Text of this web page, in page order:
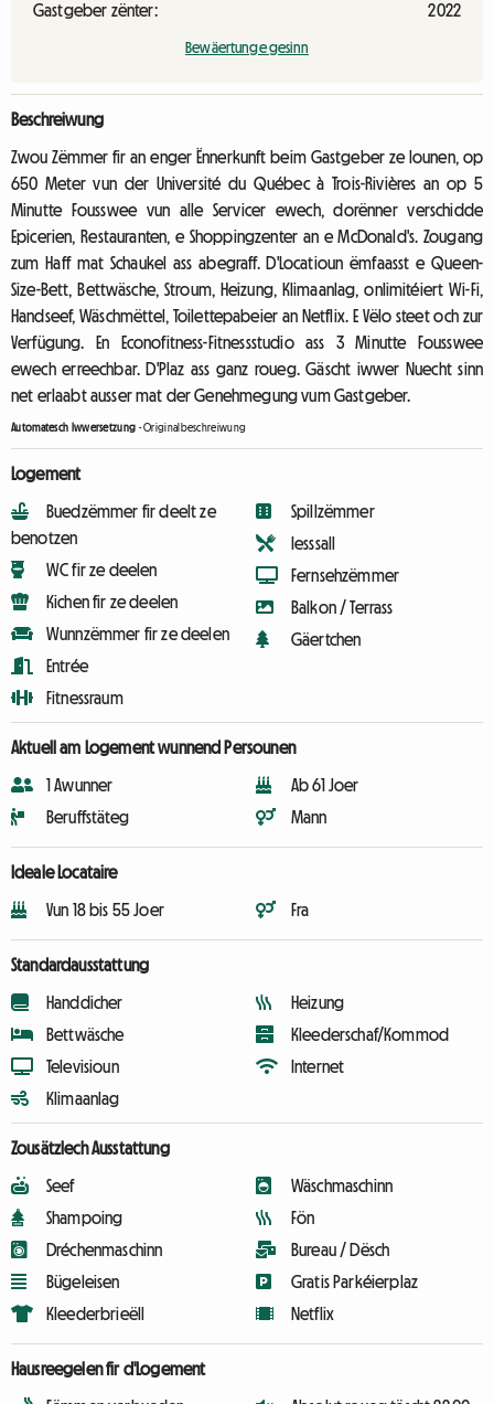
Gastgeber zënter:
2022
Bewäertunge gesinn
Beschreiwung
Zwou Zëmmer fir an enger Ënnerkunft beim Gastgeber ze lounen, op
650 Meter vun der Université du Québec à Trois-Rivières an op 5
Minutte Fousswee vun alle Servicer ewech, dorënner verschidde
Epicerien, Restauranten, e Shoppingzenter an e McDonald's. Zougang
zum Haff mat Schaukel ass abegraff. D'Locatioun ëmfaasst e Queen-
Size-Bett, Bettwäsche, Stroum, Heizung, Klimaanlag, onlimitéiert Wi-Fi,
Handseef, Wäschmëttel, Toilettepabeier an Netflix. E Vëlo steet och zur
Verfügung. En Econofitness-Fitnessstudio ass 3 Minutte Fousswee
ewech erreechbar. D'Plaz ass ganz roueg. Gäscht iwwer Nuecht sinn
net erlaabt ausser mat der Genehmegung vum Gastgeber.
Automatesch Iwwersetzung -Originalbeschreiwung
Logement
Buedzëmmer fir deelt ze
benotzen
WC fir ze deelen
Kichen fir ze deelen
Wunnzëmmer fir ze deelen
Entrée
Fitnessraum
Spillzëmmer
Iesssall
Fernsehzëmmer
Balkon / Terrass
Gäertchen
Aktuell am Logement wunnend Persounen
1 Awunner
Beruffstäteg
Ab 61 Joer
Mann
Ideale Locataire
Vun 18 bis 55 Joer Fra
Standardausstattung
Handdicher
Bettwäsche
Televisioun
Klimaanlag
Heizung
Kleederschaf/Kommod
Internet
Zousätzlech Ausstattung
Seef
Shampoing
Dréchenmaschinn
Bügeleisen
Kleederbrieëll
Wäschmaschinn
Fön
Bureau / Dësch
Gratis Parkéierplaz
Netflix
Hausreegelen fir d'Logement